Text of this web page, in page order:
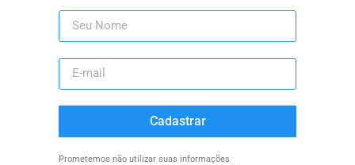
Cadastrar
Prometemos não utilizar suas informações